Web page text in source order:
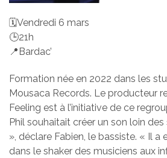
🗓️Vendredi 6 mars
🕒21h
📍Bardac’
Formation née en 2022 dans les
Mousaca Records. Le producteur
Feeling est à l’initiative de ce
Phil souhaitait créer un son loin
», déclare Fabien, le bassiste. « Il a
dans le shaker des musiciens aux